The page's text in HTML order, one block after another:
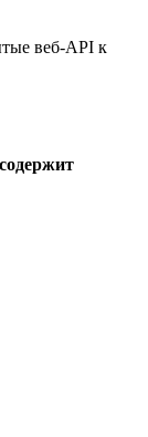
веб-API к
содержит